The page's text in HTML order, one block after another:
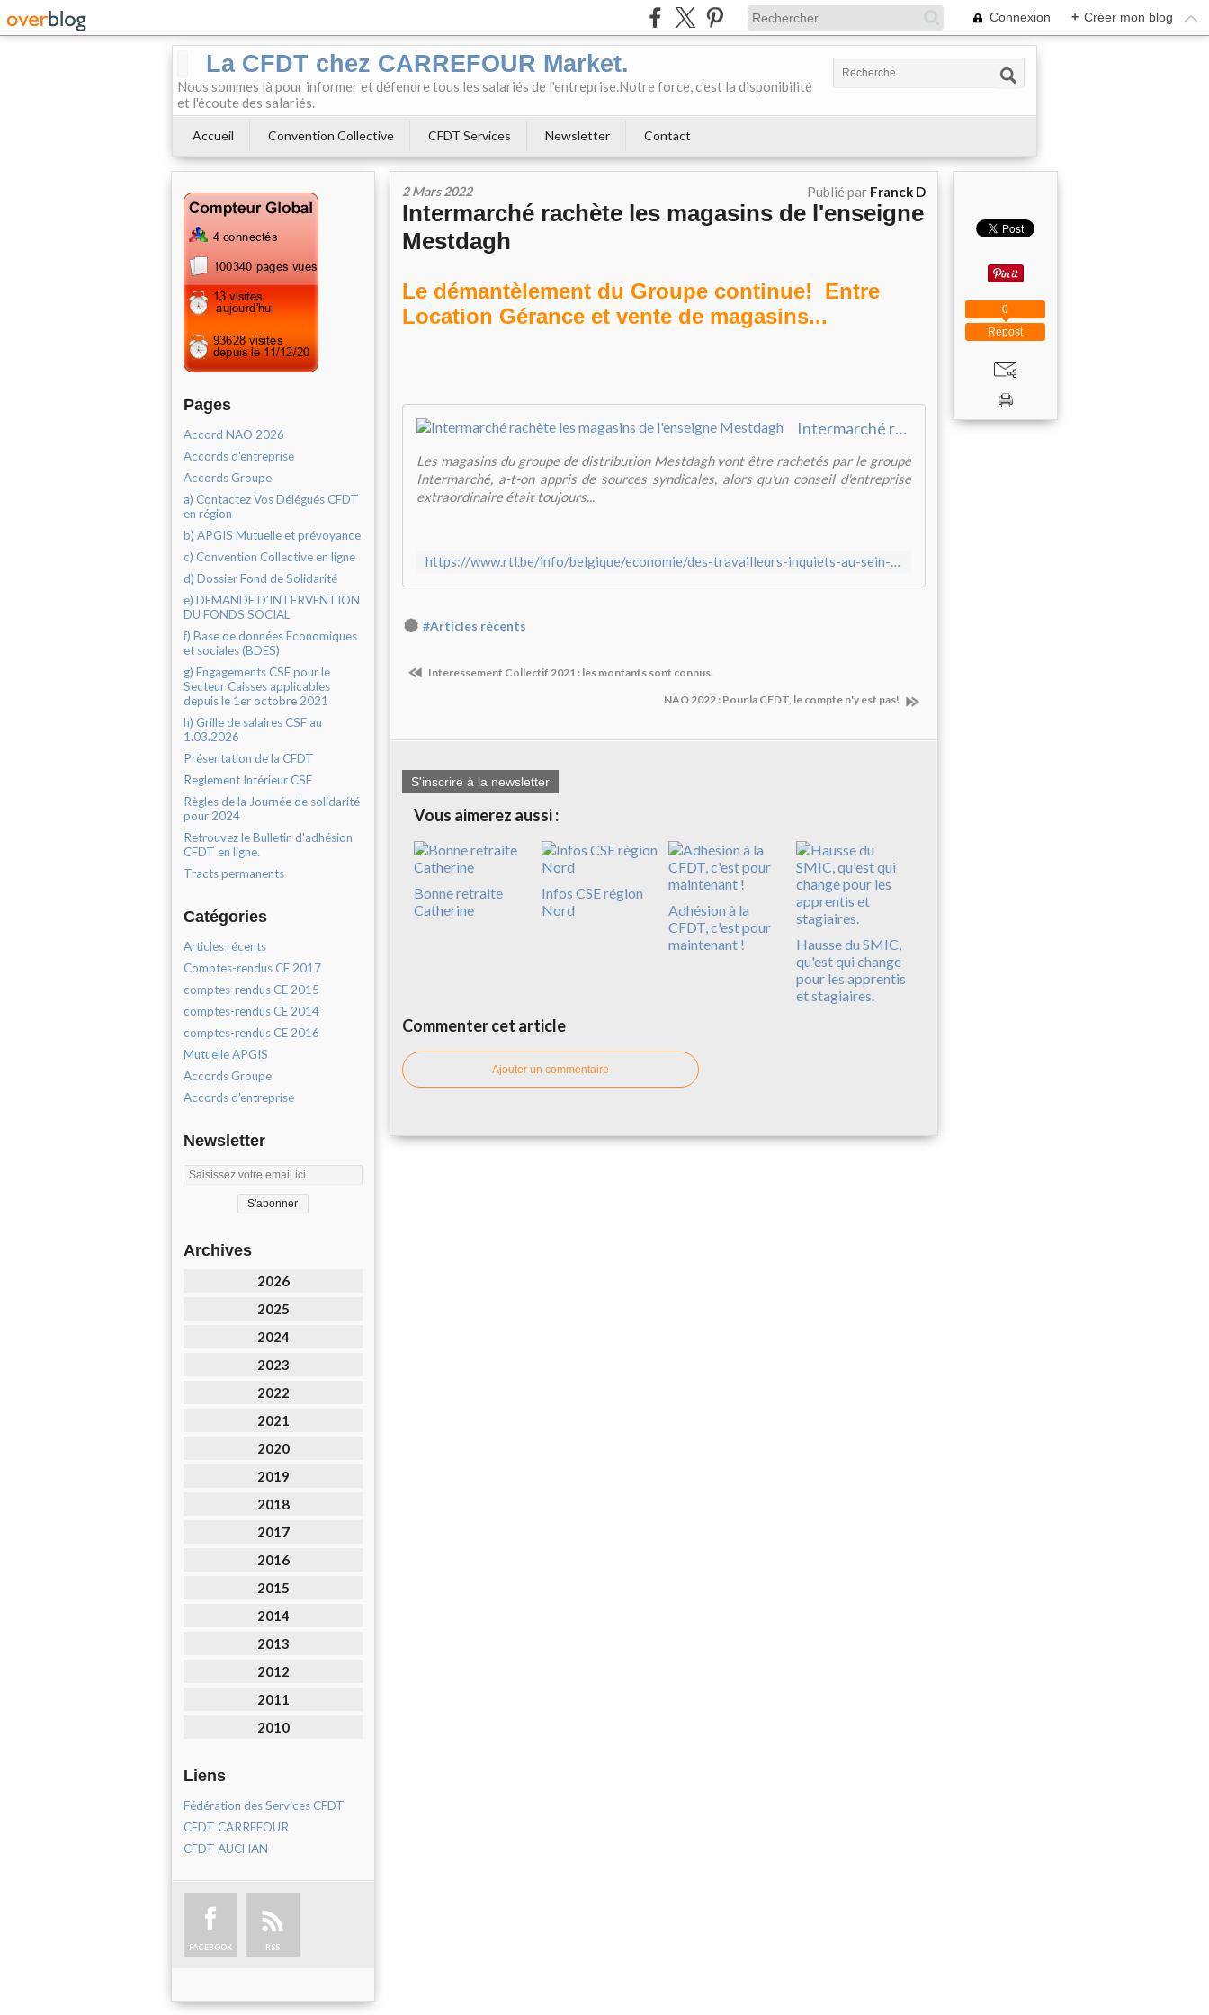
Connexion + Créer mon blog
La CFDT chez CARREFOUR Market.
Nous sommes là pour informer et défendre tous les salariés de l'entreprise.Notre force, c'est la disponibilité
et l'écoute des salariés.
Accueil Convention Collective CFDT Services Newsletter Contact
Pages
Accord NAO 2026
Accords d'entreprise
Accords Groupe
a) Contactez Vos Délégués CFDT
en région
b) APGIS Mutuelle et prévoyance
c) Convention Collective en ligne
d) Dossier Fond de Solidarité
e) DEMANDE D’INTERVENTION
DU FONDS SOCIAL
f) Base de données Economiques
et sociales (BDES)
g) Engagements CSF pour le
Secteur Caisses applicables
depuis le 1er octobre 2021
h) Grille de salaires CSF au
1.03.2026
Présentation de la CFDT
Reglement Intérieur CSF
Règles de la Journée de solidarité
pour 2024
Retrouvez le Bulletin d'adhésion
CFDT en ligne.
Tracts permanents
Catégories
Articles récents
Comptes-rendus CE 2017
comptes-rendus CE 2015
comptes-rendus CE 2014
comptes-rendus CE 2016
Mutuelle APGIS
Accords Groupe
Accords d'entreprise
Newsletter
Archives
2026
2025
2024
2023
2022
2021
2020
2019
2018
2017
2016
2015
2014
2013
2012
2011
2010
Liens
Fédération des Services CFDT
CFDT CARREFOUR
CFDT AUCHAN
FACEBOOK RSS
2 Mars 2022 Publié par Franck D
Intermarché rachète les magasins de l'enseigne
Mestdagh
Le démantèlement du Groupe continue! Entre
Location Gérance et vente de magasins...
Intermarché rachète les magasins de l'enseigne Mestdagh
Les magasins du groupe de distribution Mestdagh vont être rachetés par le groupe
Intermarché, a-t-on appris de sources syndicales, alors qu'un conseil d'entreprise
extraordinaire était toujours...
https://www.rtl.be/info/belgique/economie/des-travailleurs-inquiets-au-sein-du-groupe-mestdagh-un-conseil-d-entreprise-extraordinaire-organise-ce-matin-1360463.aspx
#Articles récents
Interessement Collectif 2021 : les montants sont connus.
NAO 2022 : Pour la CFDT, le compte n'y est pas!
S'inscrire à la newsletter
Vous aimerez aussi :
Bonne retraite
Catherine
Infos CSE région
Nord
Adhésion à la
CFDT, c'est pour
maintenant !
Hausse du SMIC,
qu'est qui change
pour les apprentis
et stagiaires.
Commenter cet article
Ajouter un commentaire
Repost
0